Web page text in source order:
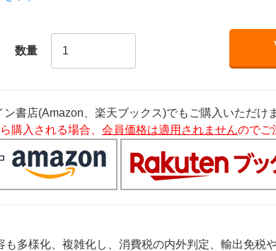
数量
書店(Amazon、楽天ブックス)でもご購入いただけま
購入される場合、会員価格は適用されませんのでご
多様化、複雑化し、消費税の内外判定、輸出免税